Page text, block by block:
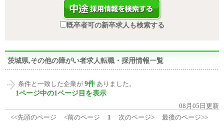
既卒者可の新卒求人も検索する
茨城県,その他の障がい者求人転職・採用情報一覧
条件と一致した企業が 9件 ありました。
1ページ中の1ページ目を表示
08月05日更新
<<先頭のページ
<前のページ 1 次のページ> 最後のページ>>